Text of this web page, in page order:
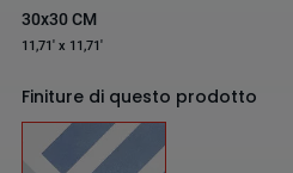
30x30 CM
11,71' x 11,71'
Finiture di questo prodotto